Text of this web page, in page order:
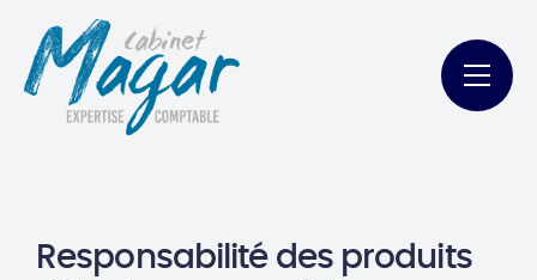
Responsabilité des produits